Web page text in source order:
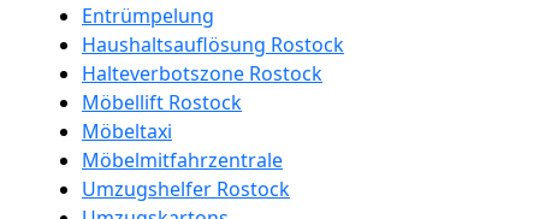
Entrümpelung
Haushaltsauflösung Rostock
Halteverbotszone Rostock
Möbellift Rostock
Möbeltaxi
Möbelmitfahrzentrale
Umzugshelfer Rostock